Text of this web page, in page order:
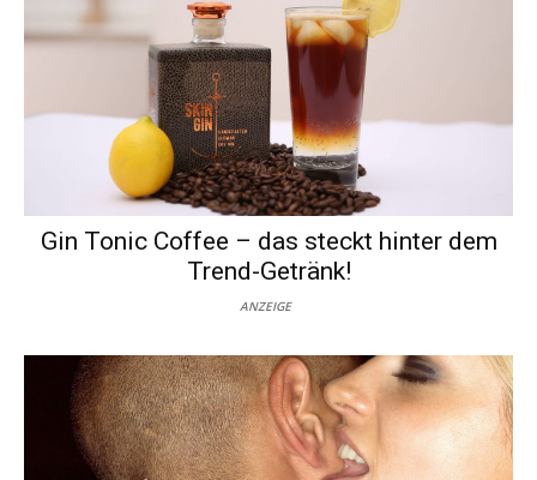
Gin Tonic Coffee – das steckt hinter dem
Trend-Getränk!
ANZEIGE